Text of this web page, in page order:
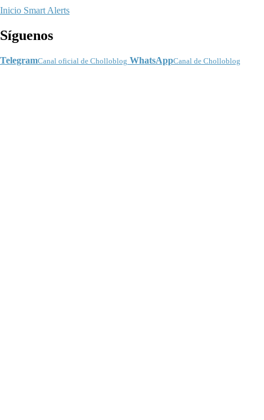
Inicio Smart Alerts
Síguenos
TelegramCanal oficial de Cholloblog WhatsAppCanal de Cholloblog